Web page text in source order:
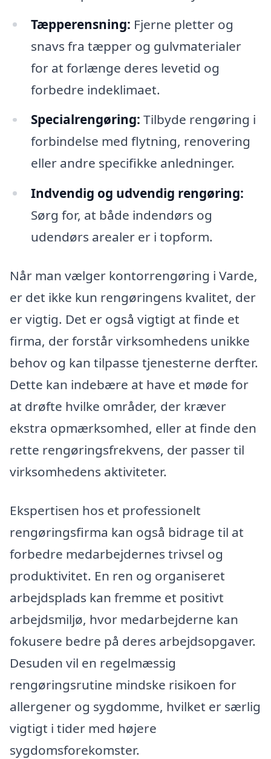
Tæpperensning: Fjerne pletter og
snavs fra tæpper og gulvmaterialer
for at forlænge deres levetid og
forbedre indeklimaet.
Specialrengøring: Tilbyde rengøring i
forbindelse med flytning, renovering
eller andre specifikke anledninger.
Indvendig og udvendig rengøring:
Sørg for, at både indendørs og
udendørs arealer er i topform.
Når man vælger kontorrengøring i Varde,
er det ikke kun rengøringens kvalitet, der
er vigtig. Det er også vigtigt at finde et
firma, der forstår virksomhedens unikke
behov og kan tilpasse tjenesterne derfter.
Dette kan indebære at have et møde for
at drøfte hvilke områder, der kræver
ekstra opmærksomhed, eller at finde den
rette rengøringsfrekvens, der passer til
virksomhedens aktiviteter.
Ekspertisen hos et professionelt
rengøringsfirma kan også bidrage til at
forbedre medarbejdernes trivsel og
produktivitet. En ren og organiseret
arbejdsplads kan fremme et positivt
arbejdsmiljø, hvor medarbejderne kan
fokusere bedre på deres arbejdsopgaver.
Desuden vil en regelmæssig
rengøringsrutine mindske risikoen for
allergener og sygdomme, hvilket er særlig
vigtigt i tider med højere
sygdomsforekomster.